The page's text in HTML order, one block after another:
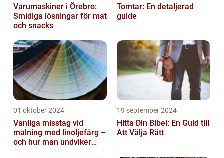
Varumaskiner i Örebro:
Smidiga lösningar för mat
och snacks
Tomtar: En detaljerad
guide
01 oktober 2024
Vanliga misstag vid
målning med linoljefärg –
och hur man undviker
19 september 2024
Hitta Din Bibel: En Guid till
Att Välja Rätt